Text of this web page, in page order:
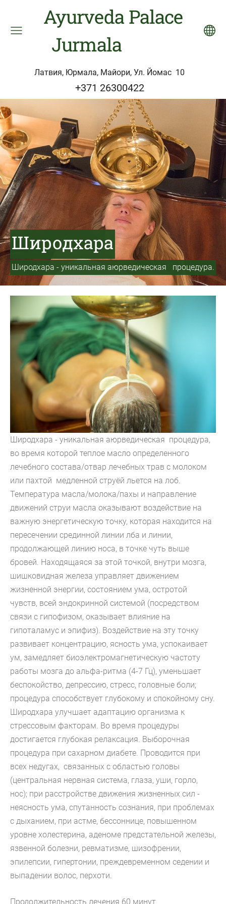
Ayurveda Palace
Jurmala
Латвия, Юрмала, Майори, Ул. Йомас 10
+371 26300422
Широдхара
Широдхара - уникальная аюрведическая процедура.
Широдхара - уникальная аюрведическая процедура,
во время которой теплое масло определенного
лечебного состава/отвар лечебных трав с молоком
или пахтой медленной струёй льется на лоб.
Температура масла/молока/пахы и направление
движений струи масла оказывают воздействие на
важную энергетическую точку, которая находится на
пересечении срединной линии лба и линии,
продолжающей линию носа, в точке чуть выше
бровей. Находящаяся за этой точкой, внутри мозга,
шишковидная железа управляет движением
жизненной энергии, состоянием ума, остротой
чувств, всей эндокринной системой (посредством
связи с гипофизом, оказывает влияние на
гипоталамус и эпифиз). Воздействие на эту точку
развивает концентрацию, ясность ума, успокаивает
ум, замедляет биоэлектромагнетическую частоту
работы мозга до альфа-ритма (4-7 Гц), уменьшает
беспокойство, депрессию, стресс, головные боли;
процедура способствует глубокому и спокойному сну.
Широдхара улучшает адаптацию организма к
стрессовым факторам. Во время процедуры
достигается глубокая релаксация. Выборочная
процедура при сахарном диабете. Проводится при
всех недугах, связанных с областью головы
(центральная нервная система, глаза, уши, горло,
нос); при расстройстве движения жизненных сил -
неясность ума, спутанность сознания, при проблемах
с дыханием, при астме, бессоннице, повышенном
уровне холестерина, аденоме предстательной железы,
язвенной болезни, ревматизме, шизофрении,
эпилепсии, гипертонии, преждевременном седении и
выпадении волос, перхоти.
Продолжительность лечения 60 минут